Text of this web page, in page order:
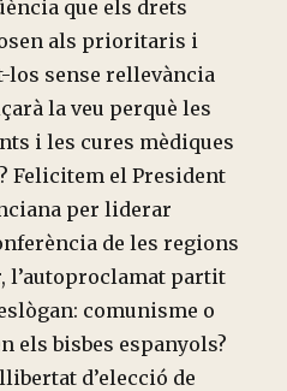
que els drets
als prioritaris i
sense rellevància
la veu perquè les
i les cures mèdiques
Felicitem el President
per liderar
de les regions
l’autoproclamat partit
comunisme o
els bisbes espanyols?
d’elecció de